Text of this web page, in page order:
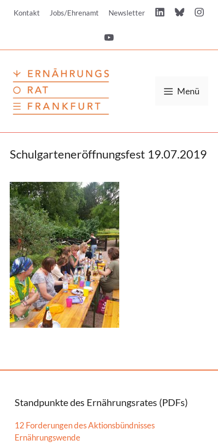
InhaltKontakt Jobs/Ehrenamt Newsletter
Menü
Schulgarteneröffnungsfest 19.07.2019
Standpunkte des Ernährungsrates (PDFs)
12 Forderungen des Aktionsbündnisses
Ernährungswende